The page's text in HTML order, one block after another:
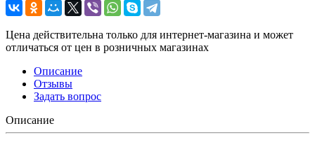
Цена действительна только для интернет-магазина и может
отличаться от цен в розничных магазинах
Описание
Отзывы
Задать вопрос
Описание